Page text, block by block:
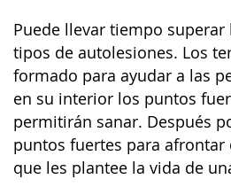
Puede llevar tiempo
tipos de autolesiones. Los
formado para ayudar a las
en su interior los puntos
permitirán sanar. Después
puntos fuertes para
que les plantee la vida de